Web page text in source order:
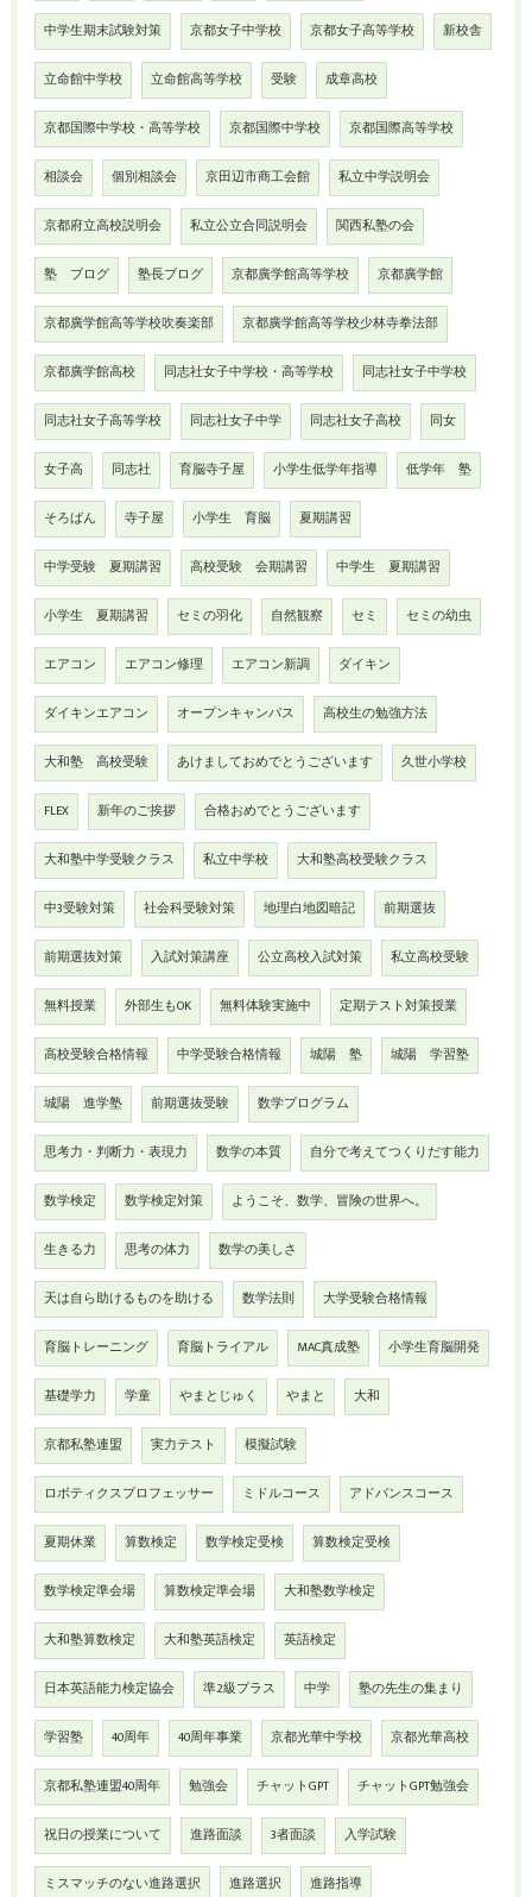
中学生期末試験対策 京都女子中学校 京都女子高等学校 新校舎
立命館中学校 立命館高等学校 受験 成章高校
京都国際中学校・高等学校 京都国際中学校 京都国際高等学校
相談会 個別相談会 京田辺市商工会館 私立中学説明会
京都府立高校説明会 私立公立合同説明会 関西私塾の会
塾 ブログ 塾長ブログ 京都廣学館高等学校 京都廣学館
京都廣学館高等学校吹奏楽部 京都廣学館高等学校少林寺拳法部
京都廣学館高校 同志社女子中学校・高等学校 同志社女子中学校
同志社女子高等学校 同志社女子中学 同志社女子高校 同女
女子高 同志社 育脳寺子屋 小学生低学年指導 低学年 塾
そろばん 寺子屋 小学生 育脳 夏期講習
中学受験 夏期講習 高校受験 会期講習 中学生 夏期講習
小学生 夏期講習 セミの羽化 自然観察 セミ セミの幼虫
エアコン エアコン修理 エアコン新調 ダイキン
ダイキンエアコン オープンキャンパス 高校生の勉強方法
大和塾 高校受験 あけましておめでとうございます 久世小学校
FLEX 新年のご挨拶 合格おめでとうございます
大和塾中学受験クラス 私立中学校 大和塾高校受験クラス
中3受験対策 社会科受験対策 地理白地図暗記 前期選抜
前期選抜対策 入試対策講座 公立高校入試対策 私立高校受験
無料授業 外部生もOK 無料体験実施中 定期テスト対策授業
高校受験合格情報 中学受験合格情報 城陽 塾 城陽 学習塾
城陽 進学塾 前期選抜受験 数学プログラム
思考力・判断力・表現力 数学の本質 自分で考えてつくりだす能力
数学検定 数学検定対策 ようこそ、数学、冒険の世界へ。
生きる力 思考の体力 数学の美しさ
天は自ら助けるものを助ける 数学法則 大学受験合格情報
育脳トレーニング 育脳トライアル MAC真成塾 小学生育脳開発
基礎学力 学童 やまとじゅく やまと 大和
京都私塾連盟 実力テスト 模擬試験
ロボティクスプロフェッサー ミドルコース アドバンスコース
夏期休業 算数検定 数学検定受検 算数検定受検
数学検定準会場 算数検定準会場 大和塾数学検定
大和塾算数検定 大和塾英語検定 英語検定
日本英語能力検定協会 準2級プラス 中学 塾の先生の集まり
学習塾 40周年 40周年事業 京都光華中学校 京都光華高校
京都私塾連盟40周年 勉強会 チャットGPT チャットGPT勉強会
祝日の授業について 進路面談 3者面談 入学試験
ミスマッチのない進路選択 進路選択 進路指導